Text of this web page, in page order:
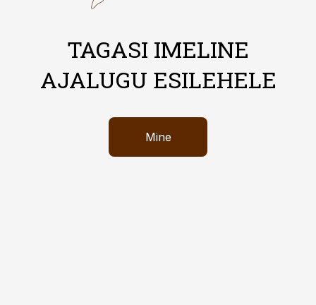
TAGASI IMELINE
AJALUGU ESILEHELE
Mine